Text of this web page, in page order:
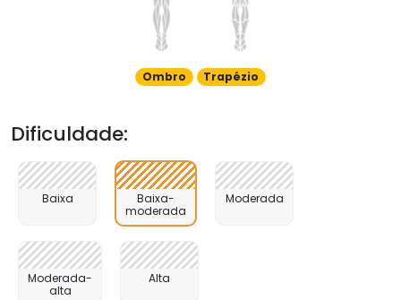
Ombro Trapézio
Dificuldade:
Baixa
Baixa-
moderada
Moderada
Moderada-
alta
Alta